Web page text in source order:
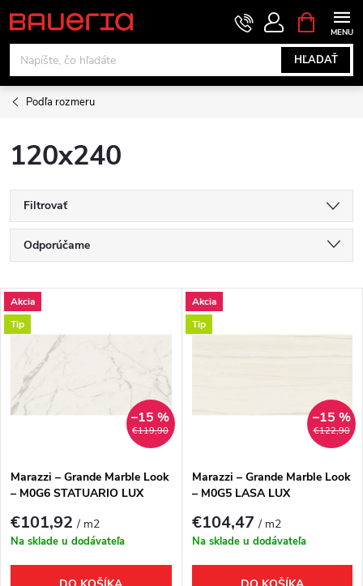
Prejsť
na
obsah
HĽADAŤ
KOŠÍK
Podľa rozmeru
120x240
Filtrovať
R
a
d
e
n
e
p
r
Odporúčame
Najdrahšie
Najpredávanejšie
Abecedne
V
ý
p
i
s
p
r
Akcia
Tip
€119,90
–15 %
Marazzi – Grande Marble Look
– M0G6 STATUARIO LUX
€101,92/ m2
Na sklade u dodávateľa
Akcia
Tip
€122,90
–15 %
Marazzi – Grande Marble Look
– M0G5 LASA LUX
€104,47/ m2
Na sklade u dodávateľa